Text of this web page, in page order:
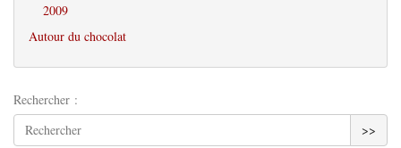
2009
Autour du chocolat
Rechercher :
>>